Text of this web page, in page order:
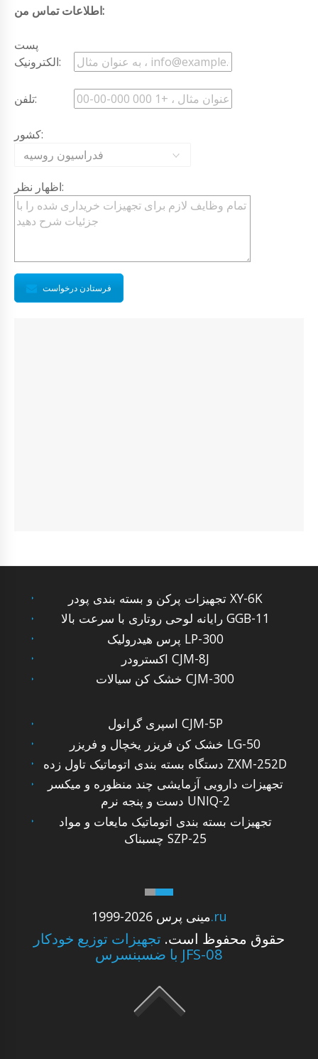
اطلاعات تماس من:
پست
الکترونیک:
تلفن:
کشور:
فدراسیون روسیه
اظهار نظر:
فرستادن درخواست
تجهیزات پرکن و بسته بندی پودر XY-6K
رایانه لوحی روتاری با سرعت بالا GGB-11
پرس هیدرولیک LP-300
اکسترودر CJM-8J
خشک کن سیالات CJM-300
1999-2026 مینی پرس.ru
حقوق محفوظ است. تجهیزات توزیع خودکار
با ضسبنسرس JFS-08
اسپری گرانول CJM-5P
خشک کن فریزر یخچال و فریزر LG-50
دستگاه بسته بندی اتوماتیک تاول زده ZXM-252D
تجهیزات دارویی آزمایشی چند منظوره و میکسر
دست و پنجه نرم UNIQ-2
تجهیزات بسته بندی اتوماتیک مایعات و مواد
چسبناک SZP-25